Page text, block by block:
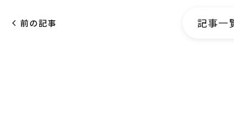
chevron_left 前の記事 記事一